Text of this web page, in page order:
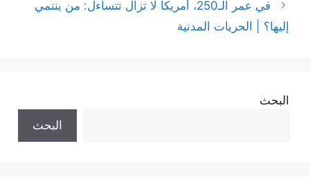
في عمر الـ250، أمريكا لا تزال تتساءل: من ينتمي
إليها؟ | الحريات المدنية
البحث
البحث